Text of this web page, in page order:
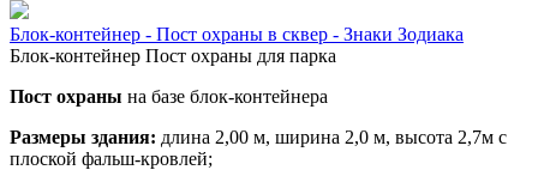
Блок-контейнер - Пост охраны в сквер - Знаки Зодиака
Блок-контейнер Пост охраны для парка
Пост охраны на базе блок-контейнера
Размеры здания: длина 2,00 м, ширина 2,0 м, высота 2,7м с
плоской фальш-кровлей;